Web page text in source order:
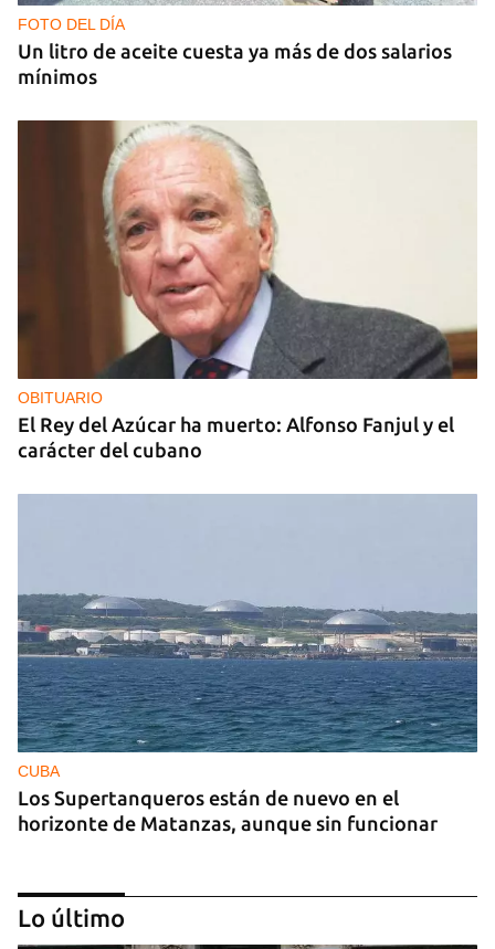
FOTO DEL DÍA
Un litro de aceite cuesta ya más de dos salarios
mínimos
OBITUARIO
El Rey del Azúcar ha muerto: Alfonso Fanjul y el
carácter del cubano
CUBA
Los Supertanqueros están de nuevo en el
horizonte de Matanzas, aunque sin funcionar
Lo último